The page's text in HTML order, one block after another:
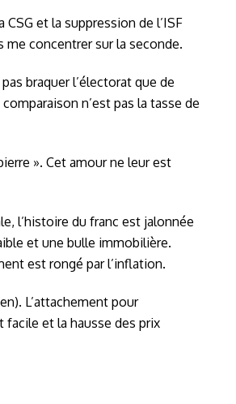
et la suppression de l’ISF
me concentrer sur la seconde.
braquer l’électorat que de
n’est pas la tasse de
». Cet amour ne leur est
l’histoire du franc est jalonnée
et une bulle immobilière.
est rongé par l’inflation.
L’attachement pour
facile et la hausse des prix